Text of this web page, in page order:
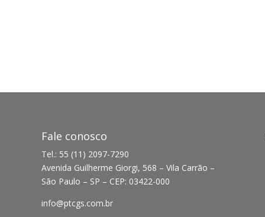
Fale conosco
Tel.: 55 (11) 2097-7290
Avenida Guilherme Giorgi, 568 – Vila Carrão –
São Paulo – SP – CEP: 03422-000
info@ptcgs.com.br